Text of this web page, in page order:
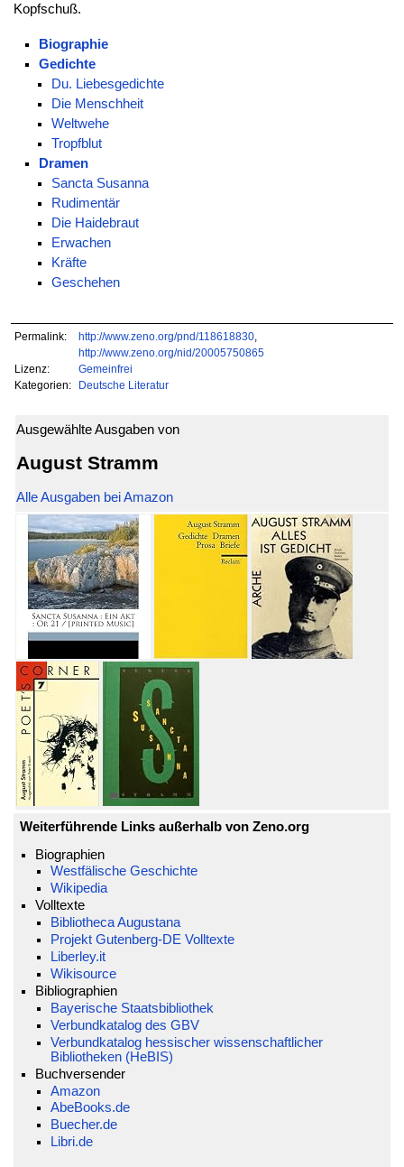
Kopfschuß.
Biographie
Gedichte
Du. Liebesgedichte
Die Menschheit
Weltwehe
Tropfblut
Dramen
Sancta Susanna
Rudimentär
Die Haidebraut
Erwachen
Kräfte
Geschehen
Permalink: http://www.zeno.org/pnd/118618830,
http://www.zeno.org/nid/20005750865
Lizenz:
Gemeinfrei
Kategorien:
Deutsche Literatur
Ausgewählte Ausgaben von
August Stramm
Alle Ausgaben bei Amazon
Weiterführende Links außerhalb von Zeno.org
Biographien
Westfälische Geschichte
Wikipedia
Volltexte
Bibliotheca Augustana
Projekt Gutenberg-DE Volltexte
Liberley.it
Wikisource
Bibliographien
Bayerische Staatsbibliothek
Verbundkatalog des GBV
Verbundkatalog hessischer wissenschaftlicher
Bibliotheken (HeBIS)
Buchversender
Amazon
AbeBooks.de
Buecher.de
Libri.de